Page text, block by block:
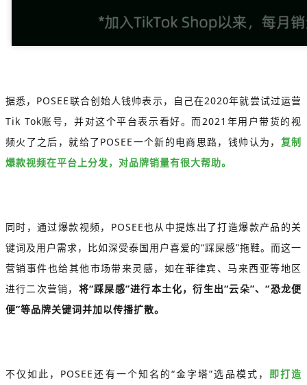
据悉，POSEE联合创始人钱帅表示，自己在2020年就尝试过运营
Tik Tok账号，并对这个平台表示看好。而2021年用户带货的视
频火了之后，就给了POSEE一个新的电商思路，钱帅认为， 复制
爆款视频在平台上分发，对品牌销量有很大帮助。
同时，通过爆款视频，POSEE也从中提炼出了打造爆款产品的关
键词及用户需求，比如深受泰国用户喜爱的“踩屎感”拖鞋。而这一
营销事件也给其他市场带来灵感，如在菲律宾、马来西亚等地区
进行二次营销， 将“踩屎感”进行本土化，衍生出“云朵”、“恐龙便
便”等品牌关键词并加以传播扩散。
不仅如此，POSEE还有一个知名的“金字塔”选品模式， 即打造